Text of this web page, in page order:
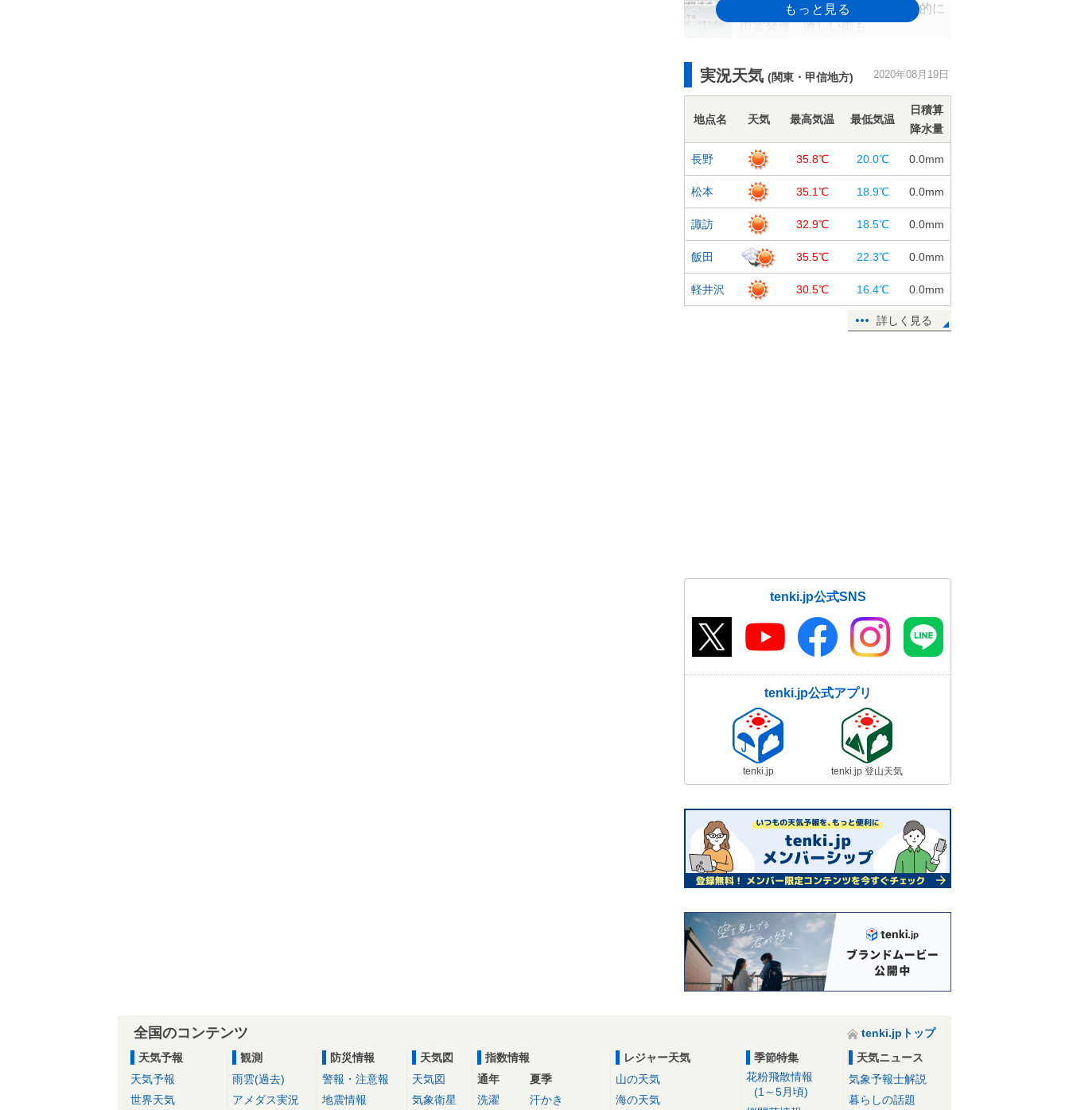
20日も猛暑日続出 午後は局地的に
雨雲発達 激しい雨も
東北 危険な暑さ拡大 20日は約3
熱中症搬送者数 前の週から約2倍に
増加
19日11:37
週間天気 晴れても不安定 厳しい
残暑が続く
19日11:10
19日 今夜の傘予報 東北～九州は
にわか雨なし
19日10:08
鹿児島県で震度3の地震 津波の心配
実況天気 (関東・甲信地方) 2020年08月19日
地点名 天気 最高気温 最低気温
日積算
降水量
長野 35.8℃ 20.0℃ 0.0mm
松本 35.1℃ 18.9℃ 0.0mm
諏訪 32.9℃ 18.5℃ 0.0mm
飯田 35.5℃ 22.3℃ 0.0mm
軽井沢 30.5℃ 16.4℃ 0.0mm
詳しく見る
tenki.jp公式SNS
tenki.jp公式アプリ
tenki.jp tenki.jp 登山天気
全国のコンテンツ
tenki.jpトップ
天気予報
天気予報
世界天気
観測
雨雲(過去)
アメダス実況
防災情報
警報・注意報
地震情報
天気図
天気図
気象衛星
指数情報
通年
洗濯
夏季
汗かき
レジャー天気
山の天気
海の天気
季節特集
花粉飛散情報
(1～5月頃)
天気ニュース
気象予報士解説
暮らしの話題